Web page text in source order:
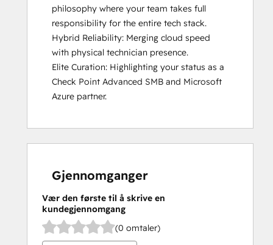
philosophy where your team takes full
responsibility for the entire tech stack.
Hybrid Reliability: Merging cloud speed
with physical technician presence.
Elite Curation: Highlighting your status as a
Check Point Advanced SMB and Microsoft
Azure partner.
Gjennomganger
Vær den første til å skrive en
kundegjennomgang
(0 omtaler)